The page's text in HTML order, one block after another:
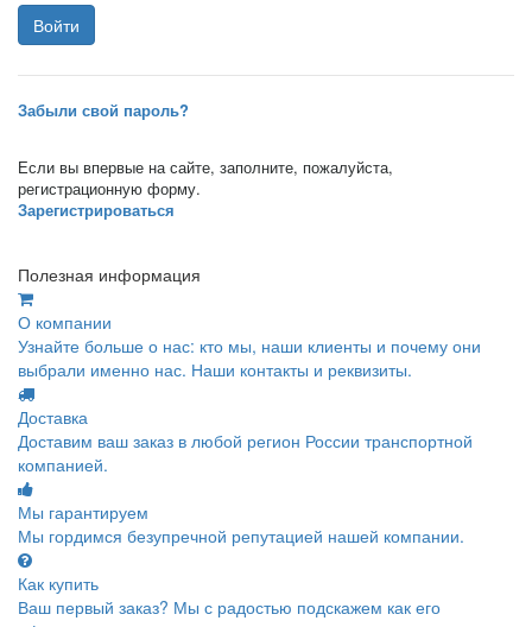
Забыли свой пароль?
Если вы впервые на сайте, заполните, пожалуйста,
регистрационную форму.
Зарегистрироваться
Полезная информация
О компании
Узнайте больше о нас: кто мы, наши клиенты и почему они
выбрали именно нас. Наши контакты и реквизиты.
Доставка
Доставим ваш заказ в любой регион России транспортной
компанией.
Мы гарантируем
Мы гордимся безупречной репутацией нашей компании.
Как купить
Ваш первый заказ? Мы с радостью подскажем как его